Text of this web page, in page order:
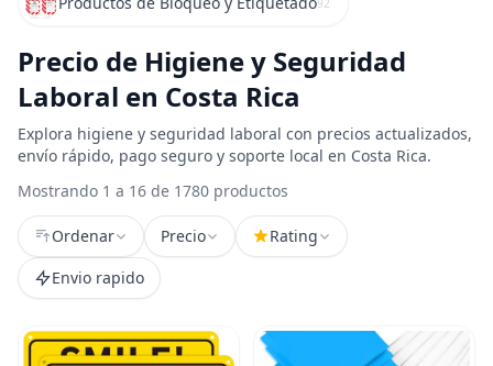
92
Precio de Higiene y Seguridad
Laboral en Costa Rica
Explora higiene y seguridad laboral con precios actualizados,
envío rápido, pago seguro y soporte local en Costa Rica.
Mostrando 1 a 16 de 1780 productos
Ordenar Precio
Rating
Envio rapido